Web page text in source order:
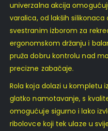
univerzalna akcija
varalica, od lakših
svestranim izborom za
ergonomskom držanju i
pruža dobru kontrolu nad
precizne zabačaje.
Rola koja dolazi u kompletu
glatko namotavanje, s
omogućuje sigurno i lako
ribolovce koji tek ulaze u